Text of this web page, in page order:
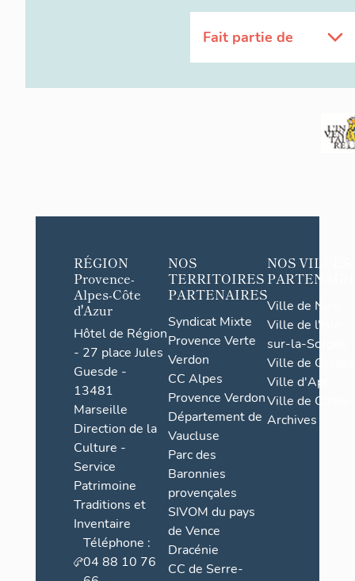
Fait partie de
RÉGION
Provence-
Alpes-Côte
d'Azur
Hôtel de Région
- 27 place Jules
Guesde -
13481
Marseille
Direction de la
Culture -
Service
Patrimoine
Traditions et
Inventaire
Téléphone :
04 88 10 76
NOS
TERRITOIRES
PARTENAIRES
Syndicat Mixte
Provence Verte
Verdon
CC Alpes
Provence Verdon
Département de
Vaucluse
Parc des
Baronnies
provençales
SIVOM du pays
de Vence
Dracénie
CC de Serre-
NOS VILLES
Ville de Nice
Ville de l'Isle-
sur-la-Sorgue
Ville de Grasse
Ville d'Apt
Ville de
Archives